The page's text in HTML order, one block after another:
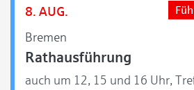
8. AUG.
Bremen
Rathausführung
auch um 12, 15 und 16 Uhr,